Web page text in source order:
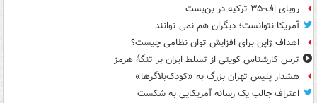
رویای اف-۳۵ ترکیه در بن‌بست
آمریکا نتوانست؛ دیگران هم نمی توانند
اهداف ژاپن برای افزایش توان نظامی چیست؟
ترس کارشناس کویتی از تسلط ایران بر تنگۀ هرمز
هشدار پلیس تهران بزرگ به «کودک‌بلاگرها»
اعتراف جالب یک رسانه آمریکایی به شکست